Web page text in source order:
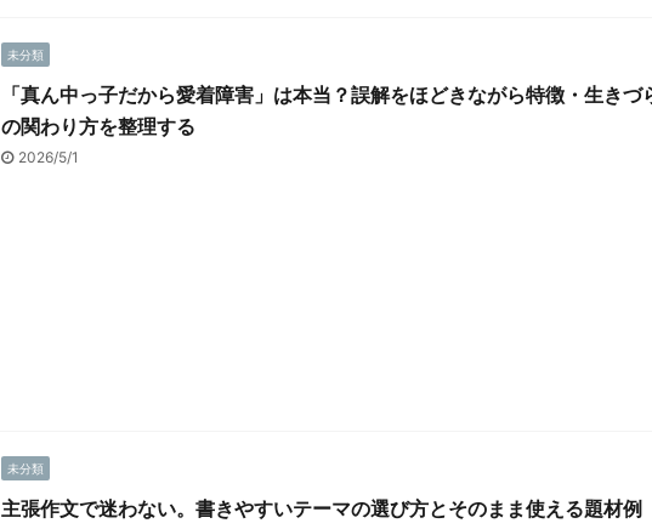
未分類
「真ん中っ子だから愛着障害」は本当？誤解をほどきながら特徴・生きづ
の関わり方を整理する
2026/5/1
未分類
主張作文で迷わない。書きやすいテーマの選び方とそのまま使える題材例